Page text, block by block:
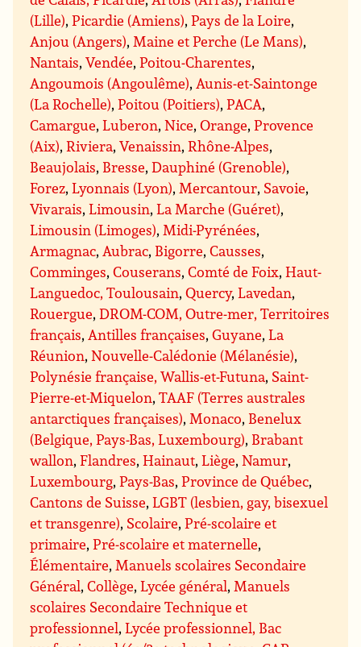
(Lille),Picardie (Amiens),Pays de la Loire,
Anjou (Angers), Maine et Perche (Le Mans),
Nantais,Vendée,Poitou-Charentes,
Angoumois (Angoulême), Aunis-et-Saintonge
(La Rochelle),Poitou (Poitiers),PACA,
Camargue,Luberon,Nice,Orange,Provence
(Aix),Riviera,Venaissin,Rhône-Alpes,
Beaujolais, Bresse,Dauphiné (Grenoble),
Forez,Lyonnais (Lyon), Mercantour, Savoie,
Vivarais,Limousin,La Marche (Guéret),
Limousin (Limoges), Midi-Pyrénées,
Armagnac, Aubrac, Bigorre,Causses,
Comminges,Couserans,Comté de Foix,Haut-
Languedoc, Toulousain,Quercy,Lavedan,
Rouergue,DROM-COM, Outre-mer, Territoires
français, Antilles françaises,Guyane,La
Réunion,Nouvelle-Calédonie (Mélanésie),
Polynésie française, Wallis-et-Futuna, Saint-
Pierre-et-Miquelon,TAAF (Terres australes
antarctiques françaises), Monaco, Benelux
(Belgique, Pays-Bas, Luxembourg), Brabant
wallon,Flandres,Hainaut,Liège,Namur,
Luxembourg,Pays-Bas,Province de Québec,
Cantons de Suisse,LGBT (lesbien, gay, bisexuel
et transgenre), Scolaire,Pré-scolaire et
primaire,Pré-scolaire et maternelle,
Élémentaire, Manuels scolaires Secondaire
Général,Collège,Lycée général, Manuels
scolaires Secondaire Technique et
professionnel,Lycée professionnel, Bac